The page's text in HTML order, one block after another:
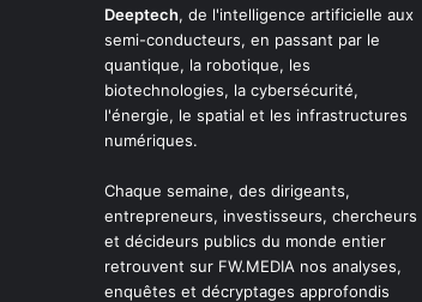
Deeptech, de l'intelligence artificielle aux
semi-conducteurs, en passant par le
quantique, la robotique, les
biotechnologies, la cybersécurité,
l'énergie, le spatial et les infrastructures
numériques.
Chaque semaine, des dirigeants,
entrepreneurs, investisseurs, chercheurs
et décideurs publics du monde entier
retrouvent sur FW.MEDIA nos analyses,
enquêtes et décryptages approfondis